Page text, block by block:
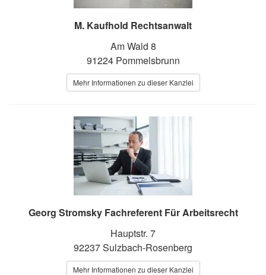
M. Kaufhold Rechtsanwalt
Am Wald 8
91224 Pommelsbrunn
Mehr Informationen zu dieser Kanzlei
Georg Stromsky Fachreferent Für Arbeitsrecht
Hauptstr. 7
92237 Sulzbach-Rosenberg
Mehr Informationen zu dieser Kanzlei